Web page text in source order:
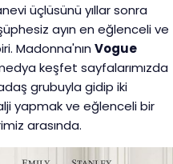
üçlüsünü yıllar sonra
ayın en eğlenceli ve
Madonna'nın Vogue
keşfet sayfalarımızda
grubuyla gidip iki
yapmak ve eğlenceli bir
arasında.